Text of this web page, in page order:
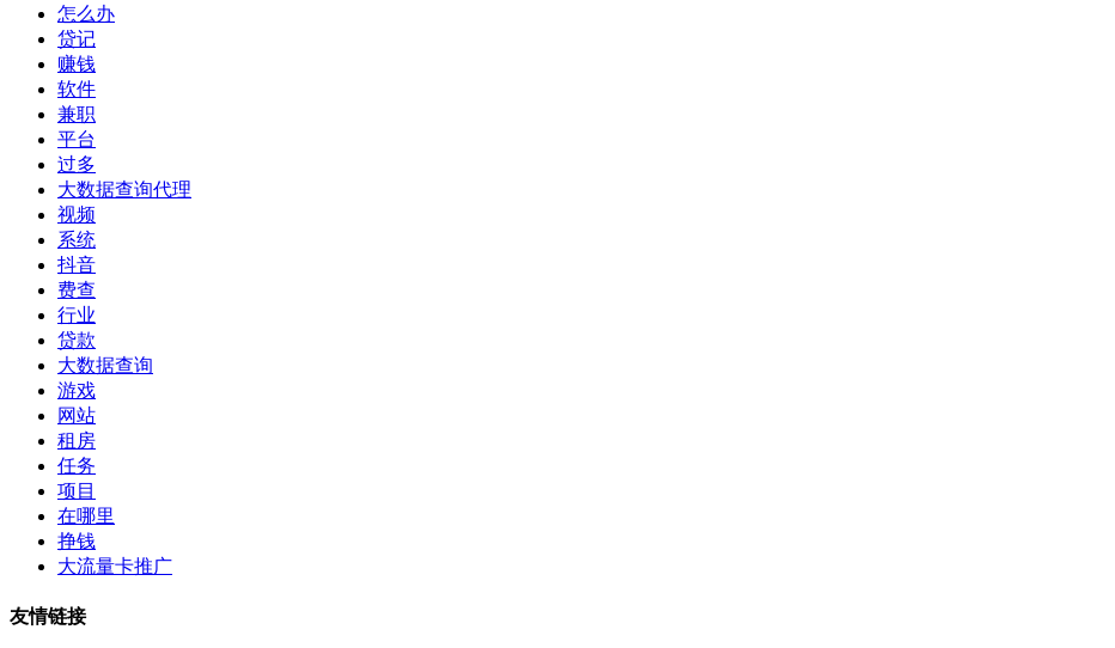
怎么办
贷记
赚钱
软件
兼职
平台
过多
大数据查询代理
视频
系统
抖音
费查
行业
贷款
大数据查询
游戏
网站
租房
任务
项目
在哪里
挣钱
大流量卡推广
友情链接